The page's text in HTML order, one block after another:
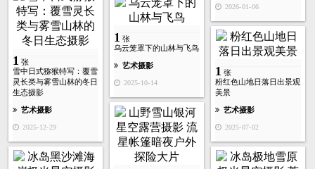
2026-01-06
1 张
雪中日式猕猴特写：覆雪
灵长类与雾雪山林的冬日
生态摄影
艺术摄影
2025-12-29
1 张
乌云笼罩下的山林与飞鸟
艺术摄影
2025-10-14
1 张
粉红色山地日落日出景观
美景
艺术摄影
2025-07-02